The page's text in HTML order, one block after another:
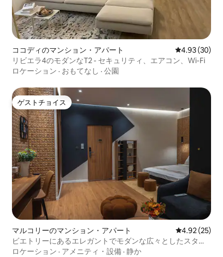
ココディのマンション・アパート レビュー30
4.93 (30)
リビエラ4のモダンなT2 - セキュリティ、エアコン、Wi-Fi
ロケーション · おもてなし · 公園
ゲストチョイス
ゲストチョイス
マルコリーのマンション・アパート レビュー25
4.92 (25)
ビエトリーにあるエレガントでモダンな広々としたスタジ
オ
ロケーション · アメニティ・設備 · 静か